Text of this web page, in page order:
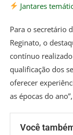
Jantares
Para o secretário
Reginato, o
contínuo
qualificação dos
oferecer
as épocas do
Você